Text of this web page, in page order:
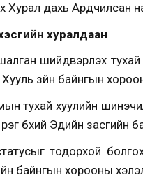
Хурал дахь Ардчилсан
хуралдаан
шийдвэрлэх тухай
Хууль зүйн байнгын
тухай хуулийн
бүхий Эдийн
тодорхой
байнгын хорооны